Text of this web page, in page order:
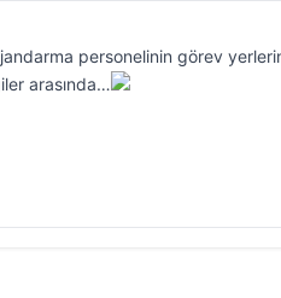
personelinin görev
arasında…